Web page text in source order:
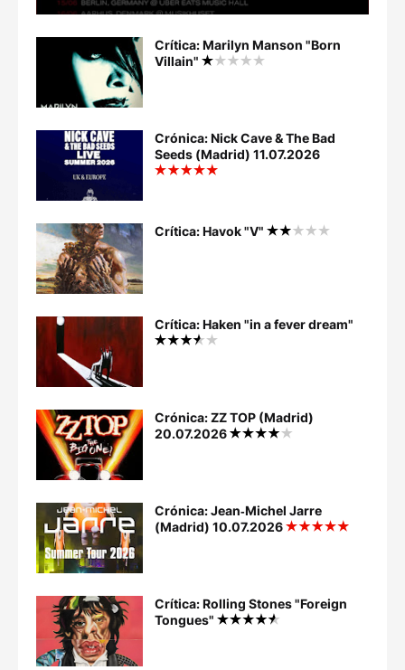
Crítica: Marilyn Manson "Born
Villain"
Crónica: Nick Cave & The Bad
Seeds (Madrid) 11.07.2026
Crítica: Havok "V"
Crítica: Haken "in a fever dream"
Crónica: ZZ TOP (Madrid)
20.07.2026
Crónica: Jean‐Michel Jarre
(Madrid) 10.07.2026
Crítica: Rolling Stones "Foreign
Tongues"